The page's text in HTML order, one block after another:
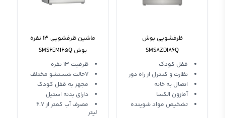
ظرفشویی بوش
SMS8ZDI86Q
قفل کودک
نظارت و کنترل از راه دور
اتصال به خانه
آمازون الکسا
تشخیص مواد شوینده
ماشین ظرفشویی 13 نفره
بوش SMS6EMI65Q
ظرفیت 13 نفره
7حالت شستشو مختلف
مجهز به قفل کودک
دارای بدنه استیل
مصرف آب کمتر از 6.7
لیتر